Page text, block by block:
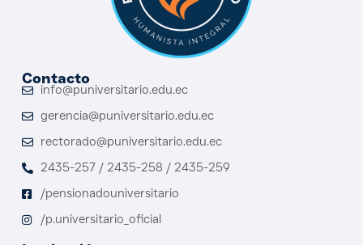
Contacto
info@puniversitario.edu.ec
gerencia@puniversitario.edu.ec
rectorado@puniversitario.edu.ec
2435-257 / 2435-258 / 2435-259
/pensionadouniversitario
/p.universitario_oficial